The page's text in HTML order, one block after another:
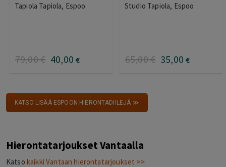
Tapiola Tapiola, Espoo
79,00€ 40,00 €
Studio Tapiola, Espoo
65,00€ 35,00 €
KATSO LISÄÄ ESPOON HIERONTADIILEJÄ ≫
Hierontatarjoukset Vantaalla
Katso kaikki Vantaan hierontatarjoukset >>